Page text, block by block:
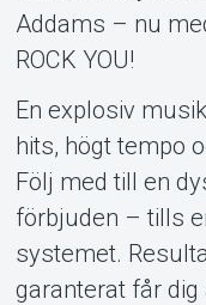
Addams – nu
ROCK YOU!
En explosiv
hits, högt tempo
Följ med till en
förbjuden – tills
systemet.
garanterat får